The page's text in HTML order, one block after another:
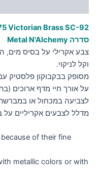
Victorian BrassSC-92
סדרה Metal N'Alchemy
צבע אקרילי על בסיס מים,
וקל לניקוי.
מסופק בבקבוקון פלסטיק
על אורך חיי מדף ארוכים
מדלל לצבעים אקריליים על
of their fine
metallic colors or with